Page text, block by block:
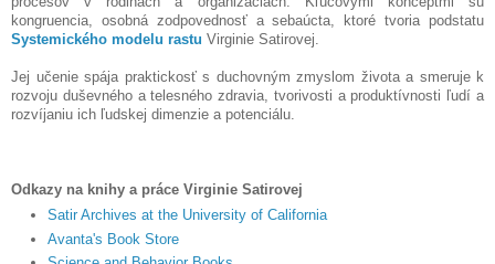
kongruencia, osobná zodpovednosť a sebaúcta, ktoré tvoria podstatu
Systemického modelu rastu Virginie Satirovej.
Jej učenie spája praktickosť s duchovným zmyslom života a smeruje k
rozvoju duševného a telesného zdravia, tvorivosti a produktívnosti ľudí a
rozvíjaniu ich ľudskej dimenzie a potenciálu.
Odkazy na knihy a práce Virginie Satirovej
Satir Archives at the University of California
Avanta's Book Store